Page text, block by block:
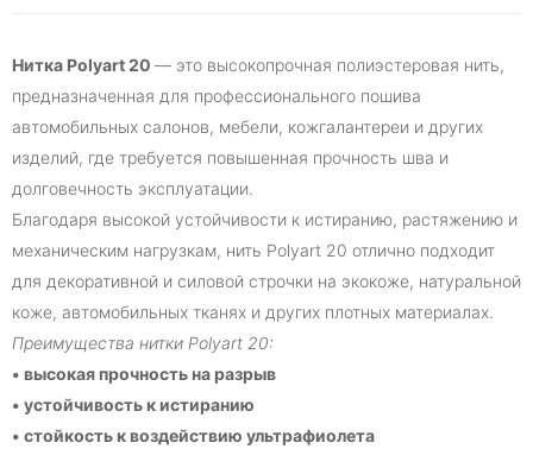
Нитка Polyart 20 — это высокопрочная полиэстеровая нить,
предназначенная для профессионального пошива
автомобильных салонов, мебели, кожгалантереи и других
изделий, где требуется повышенная прочность шва и
долговечность эксплуатации.
Благодаря высокой устойчивости к истиранию, растяжению и
механическим нагрузкам, нить Polyart 20 отлично подходит
для декоративной и силовой строчки на экокоже, натуральной
коже, автомобильных тканях и других плотных материалах.
Преимущества нитки Polyart 20:
• высокая прочность на разрыв
• устойчивость к истиранию
• стойкость к воздействию ультрафиолета